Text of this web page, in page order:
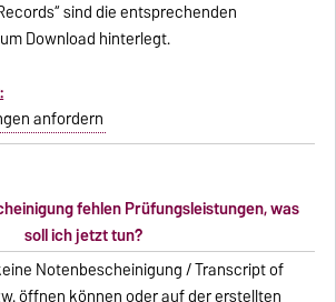
sind die entsprechenden
Download hinterlegt.
anfordern
fehlen Prüfungsleistungen, was
soll ich jetzt tun?
Notenbescheinigung / Transcript of
öffnen können oder auf der erstellten